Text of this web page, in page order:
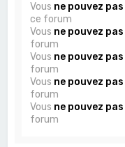
Vous ne pouvez pas
ce forum
Vous ne pouvez pas
forum
Vous ne pouvez pas
forum
Vous ne pouvez pas
forum
Vous ne pouvez pas
forum